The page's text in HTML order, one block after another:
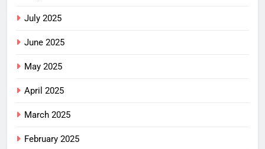
July 2025
June 2025
May 2025
April 2025
March 2025
February 2025